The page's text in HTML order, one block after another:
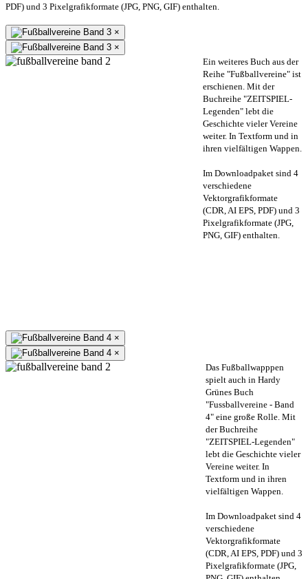
PDF) und 3 Pixelgrafikformate (JPG, PNG, GIF) enthalten.
×
×
Ein weiteres Buch aus der
Reihe "Fußballvereine" ist
erschienen. Mit der
Buchreihe "ZEITSPIEL-
Legenden" lebt die
Geschichte vieler Vereine
weiter. In Textform und in
ihren vielfältigen Wappen.
Im Downloadpaket sind 4
verschiedene
Vektorgrafikformate
(CDR, AI EPS, PDF) und 3
Pixelgrafikformate (JPG,
PNG, GIF) enthalten.
×
×
Das Fußballwapppen
spielt auch in Hardy
Grünes Buch
"Fussballvereine - Band
4" eine große Rolle. Mit
der Buchreihe
"ZEITSPIEL-Legenden"
lebt die Geschichte vieler
Vereine weiter. In
Textform und in ihren
vielfältigen Wappen.
Im Downloadpaket sind 4
verschiedene
Vektorgrafikformate
(CDR, AI EPS, PDF) und 3
Pixelgrafikformate (JPG,